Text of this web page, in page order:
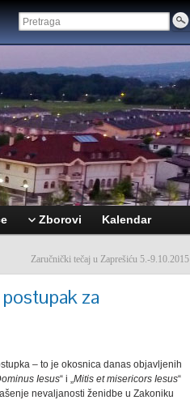
Zborovi Kalendar
Zaručnički tečaj u Zaprešiću 5.-9.10.2015
za
– to je okosnica danas objavljenih
Iesus“ i „Mitis et misericors Iesus“
nevaljanosti ženidbe u Zakoniku